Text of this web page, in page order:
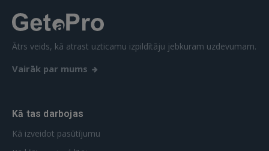
Aizmirsāt paroli?
FACEBOOK
 Sign in with Apple
Ātrs veids, kā atrast uzticamu izpildītāju jebkuram uzdevumam.
Vairāk par mums
Kā tas darbojas
Kā izveidot pasūtījumu